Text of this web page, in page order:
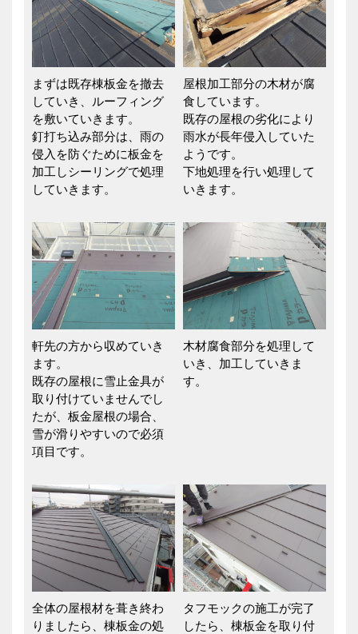
まずは既存棟板金を撤去
していき、ルーフィング
を敷いていきます。
釘打ち込み部分は、雨の
侵入を防ぐために板金を
加工しシーリングで処理
していきます。
屋根加工部分の木材が腐
食しています。
既存の屋根の劣化により
雨水が長年侵入していた
ようです。
下地処理を行い処理して
いきます。
軒先の方から収めていき
ます。
既存の屋根に雪止金具が
取り付けていませんでし
たが、板金屋根の場合、
雪が滑りやすいので必須
項目です。
木材腐食部分を処理して
いき、加工していきま
す。
全体の屋根材を葺き終わ
りましたら、棟板金の処
タフモックの施工が完了
したら、棟板金を取り付